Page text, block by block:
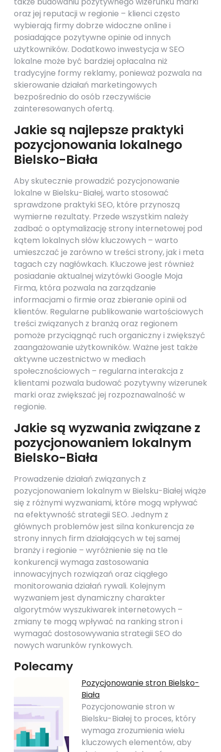
oraz jej reputacji w regionie – klienci często
wybierają firmy dobrze widoczne online i
posiadające pozytywne opinie od innych
użytkowników. Dodatkowo inwestycja w SEO
lokalne może być bardziej opłacalna niż
tradycyjne formy reklamy, ponieważ pozwala na
skierowanie działań marketingowych
bezpośrednio do osób rzeczywiście
zainteresowanych ofertą.
Jakie są najlepsze praktyki
pozycjonowania lokalnego
Bielsko-Biała
Aby skutecznie prowadzić pozycjonowanie
lokalne w Bielsku-Białej, warto stosować
sprawdzone praktyki SEO, które przynoszą
wymierne rezultaty. Przede wszystkim należy
zadbać o optymalizację strony internetowej pod
kątem lokalnych słów kluczowych – warto
umieszczać je zarówno w treści strony, jak i meta
tagach czy nagłówkach. Kluczowe jest również
posiadanie aktualnej wizytówki Google Moja
Firma, która pozwala na zarządzanie
informacjami o firmie oraz zbieranie opinii od
klientów. Regularne publikowanie wartościowych
treści związanych z branżą oraz regionem
pomoże przyciągnąć ruch organiczny i zwiększyć
zaangażowanie użytkowników. Ważne jest także
aktywne uczestnictwo w mediach
społecznościowych – regularna interakcja z
klientami pozwala budować pozytywny wizerunek
marki oraz zwiększać jej rozpoznawalność w
regionie.
Jakie są wyzwania związane z
pozycjonowaniem lokalnym
Bielsko-Biała
Prowadzenie działań związanych z
pozycjonowaniem lokalnym w Bielsku-Białej wiąże
się z różnymi wyzwaniami, które mogą wpływać
na efektywność strategii SEO. Jednym z
głównych problemów jest silna konkurencja ze
strony innych firm działających w tej samej
branży i regionie – wyróżnienie się na tle
konkurencji wymaga zastosowania
innowacyjnych rozwiązań oraz ciągłego
monitorowania działań rywali. Kolejnym
wyzwaniem jest dynamiczny charakter
algorytmów wyszukiwarek internetowych –
zmiany te mogą wpływać na ranking stron i
wymagać dostosowywania strategii SEO do
nowych warunków rynkowych.
Polecamy
Pozycjonowanie stron Bielsko-
Biała
Pozycjonowanie stron w
Bielsku-Białej to proces, który
wymaga zrozumienia wielu
kluczowych elementów, aby